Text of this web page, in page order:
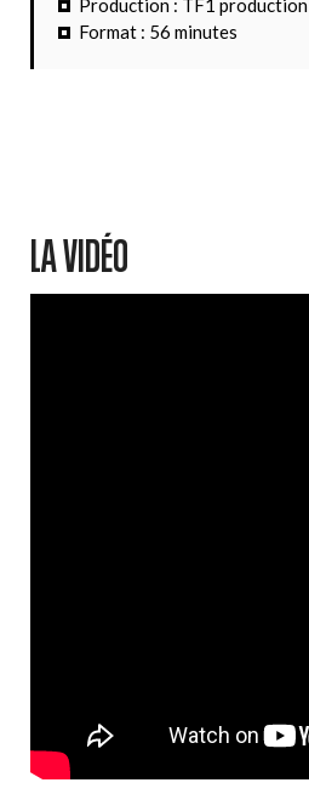
Production : TF1 production
Format : 56 minutes
LA VIDÉO